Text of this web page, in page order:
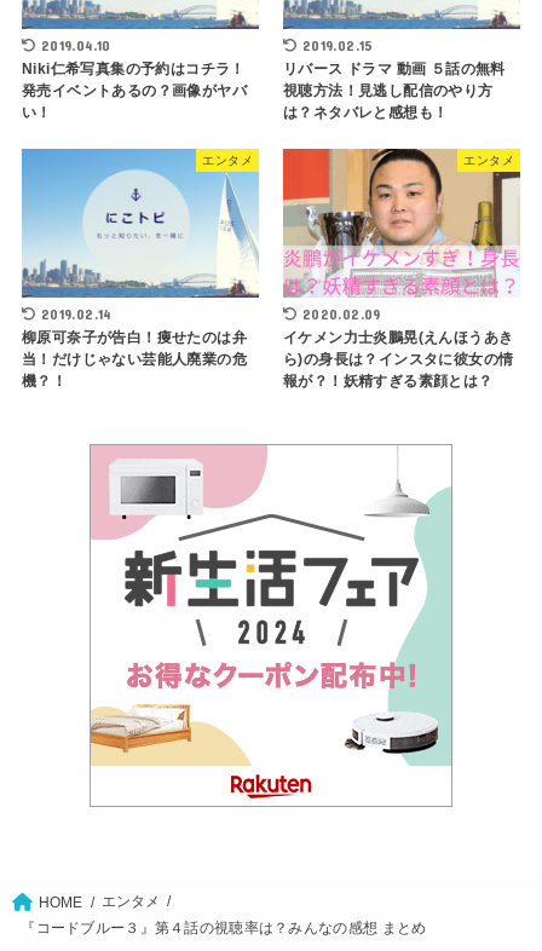
2019.04.10
Niki仁希写真集の予約はコチラ！
発売イベントあるの？画像がヤバ
い！
2019.02.15
リバース ドラマ 動画 ５話の無料
視聴方法！見逃し配信のやり方
は？ネタバレと感想も！
エンタメ
2019.02.14
柳原可奈子が告白！痩せたのは弁
当！だけじゃない芸能人廃業の危
機？！
エンタメ
2020.02.09
イケメン力士炎鵬晃(えんほうあき
ら)の身長は？インスタに彼女の情
報が？！妖精すぎる素顔とは？
HOME
エンタメ
『コードブルー３』第４話の視聴率は？みんなの感想 まとめ